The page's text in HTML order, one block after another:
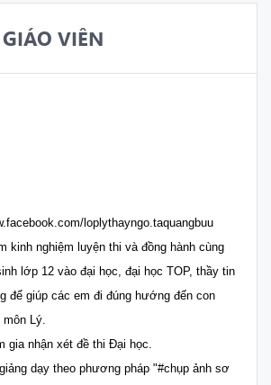
VIÊN
loplythayngo.taquangbuu
kinh nghiệm luyện thi và đồng hành cùng
lớp 12 vào đại học, đại học TOP, thầy tin
để giúp các em đi đúng hướng đến con
Lý.
gia nhận xét đề thi Đại học.
dạy theo phương pháp "#chụp ảnh sơ